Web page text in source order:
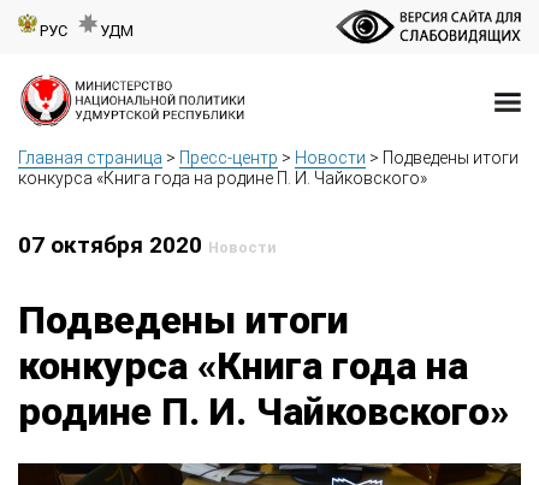
РУС УДМ
Главная страница > Пресс-центр > Новости > Подведены итоги
конкурса «Книга года на родине П. И. Чайковского»
07 октября 2020 Новости
Подведены итоги
конкурса «Книга года на
родине П. И. Чайковского»